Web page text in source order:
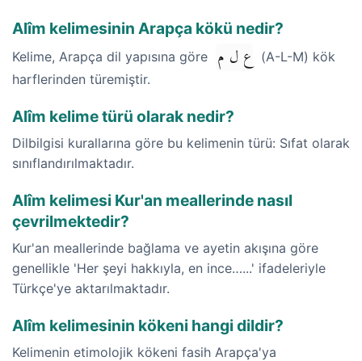
Alîm kelimesinin Arapça kökü nedir?
Kelime, Arapça dil yapısına göre ع ل م
(A-L-M) kök
harflerinden türemiştir.
Alîm kelime türü olarak nedir?
Dilbilgisi kurallarına göre bu kelimenin türü: Sıfat olarak
sınıflandırılmaktadır.
Alîm kelimesi Kur'an meallerinde nasıl
çevrilmektedir?
Kur'an meallerinde bağlama ve ayetin akışına göre
genellikle 'Her şeyi hakkıyla, en ince…...' ifadeleriyle
Türkçe'ye aktarılmaktadır.
Alîm kelimesinin kökeni hangi dildir?
Kelimenin etimolojik kökeni fasih Arapça'ya